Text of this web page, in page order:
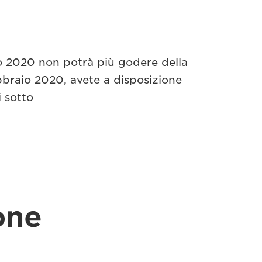
2020 non potrà più godere della
2020, avete a disposizione
sotto